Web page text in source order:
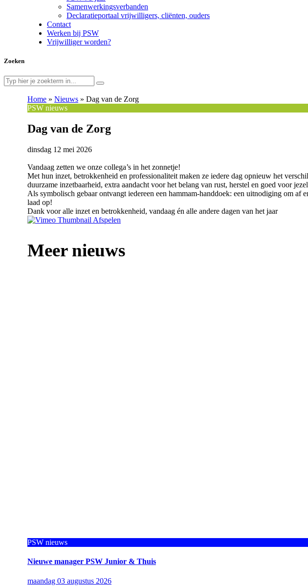
Samenwerkingsverbanden
Declaratieportaal vrijwilligers, cliënten, ouders
Contact
Werken bij PSW
Vrijwilliger worden?
Zoeken
Home » Nieuws » Dag van de Zorg
PSW nieuws
Dag van de Zorg
dinsdag 12 mei 2026
Vandaag zetten we onze collega’s in het zonnetje!
Met hun inzet, betrokkenheid en professionaliteit maken ze iedere dag opnieuw het
duurzame inzetbaarheid, extra aandacht voor het belang van rust, herstel en goed voor
Als symbolisch gebaar ontvangt iedereen een hammam-handdoek: een uitnodiging om af
laad op!
Dank voor alle inzet en betrokkenheid, vandaag én alle andere dagen van het jaar
Afspelen
Meer nieuws
PSW nieuws
Nieuwe manager PSW Junior & Thuis
maandag 03 augustus 2026